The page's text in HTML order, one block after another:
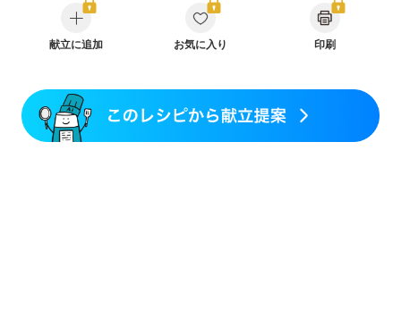
フレイル（年齢に合わせた体作り）
貧血対策
ニキビ・肌荒れ
更年期
献立に追加 お気に入り 印刷